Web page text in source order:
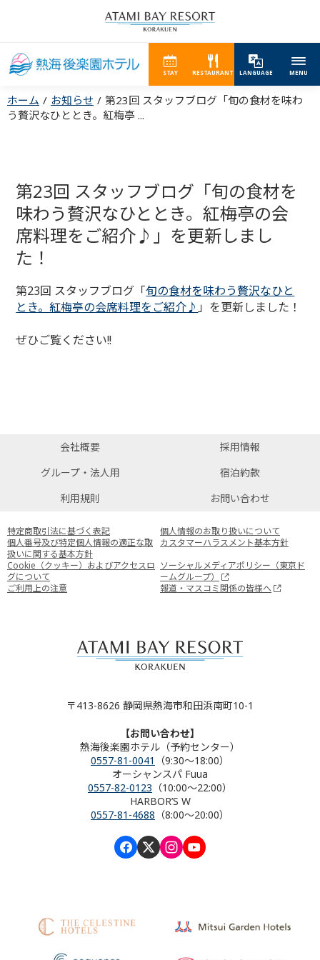
STAY RESTAURANT LANGUAGE MENU
ホーム お知らせ
第23回 スタッフブログ「旬の食材を味わ
う贅沢なひととき。紅梅亭 ...
第23回 スタッフブログ「旬の食材を
味わう贅沢なひととき。紅梅亭の会
席料理をご紹介♪」を更新しまし
た！
第23回 スタッフブログ「旬の食材を味わう贅沢なひと
とき。紅梅亭の会席料理をご紹介♪ 」を更新しました！
ぜひご覧ください!!
会社概要
採用情報
グループ・法人用
宿泊約款
利用規則
お問い合わせ
特定商取引法に基づく表記
個人情報のお取り扱いについて
個人番号及び特定個人情報の適正な取
扱いに関する基本方針
カスタマーハラスメント基本方針
Cookie（クッキー）およびアクセスロ
グについて
ソーシャルメディアポリシー（東京ド
ームグループ）
ご利用上の注意
報道・マスコミ関係の皆様へ
〒413-8626 静岡県熱海市和田浜南町10-1
【お問い合わせ】
熱海後楽園ホテル（予約センター）
0557-81-0041
（9:30～18:00）
オーシャンスパ Fuua
0557-82-0123 （10:00～22:00）
HARBOR’S W
0557-81-4688 （8:00～20:00）